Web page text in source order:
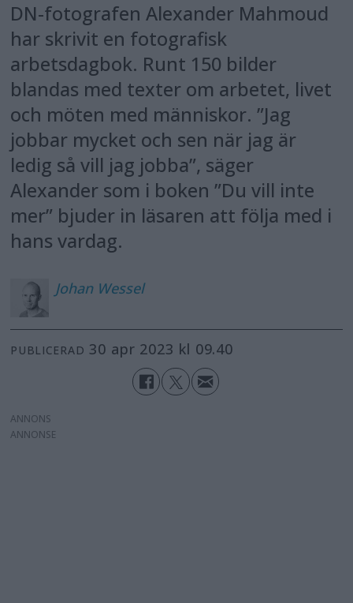
DN-fotografen Alexander Mahmoud
har skrivit en fotografisk
arbetsdagbok. Runt 150 bilder
blandas med texter om arbetet, livet
och möten med människor. ”Jag
jobbar mycket och sen när jag är
ledig så vill jag jobba”, säger
Alexander som i boken ”Du vill inte
mer” bjuder in läsaren att följa med i
hans vardag.
Johan Wessel
PUBLICERAD 30 apr 2023 kl 09.40
ANNONS